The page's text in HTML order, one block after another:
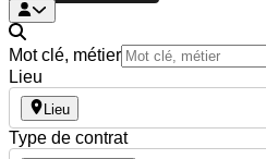
Mot clé, métier
Lieu
Lieu
Type de contrat